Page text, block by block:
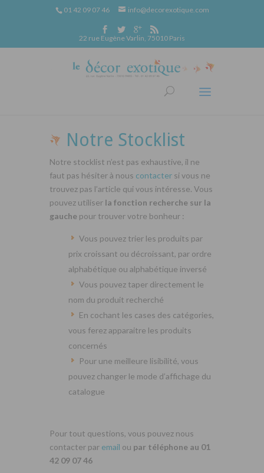
01 42 09 07 46 info@decorexotique.com
22 rue Eugène Varlin, 75010 Paris
Notre Stocklist
Notre stocklist n’est pas exhaustive, il ne
faut pas hésiter à nous contacter si vous ne
trouvez pas l’article qui vous intéresse. Vous
pouvez utiliser la fonction recherche sur la
gauche pour trouver votre bonheur :
Vous pouvez trier les produits par
prix croissant ou décroissant, par ordre
alphabétique ou alphabétique inversé
Vous pouvez taper directement le
nom du produit recherché
En cochant les cases des catégories,
vous ferez apparaitre les produits
concernés
Pour une meilleure lisibilité, vous
pouvez changer le mode d’affichage du
catalogue
Pour tout questions, vous pouvez nous
contacter par email ou par téléphone au 01
42 09 07 46